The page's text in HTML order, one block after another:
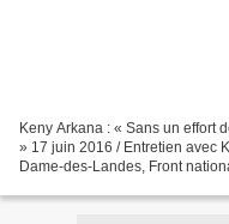
Keny Arkana : « Sans un effort
» 17 juin 2016 / Entretien avec
Dame-des-Landes, Front